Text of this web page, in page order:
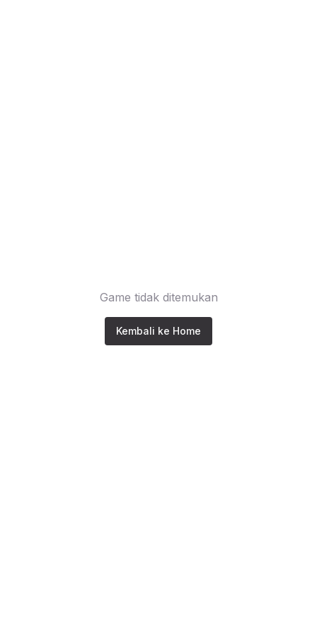
Game tidak ditemukan
Kembali ke Home